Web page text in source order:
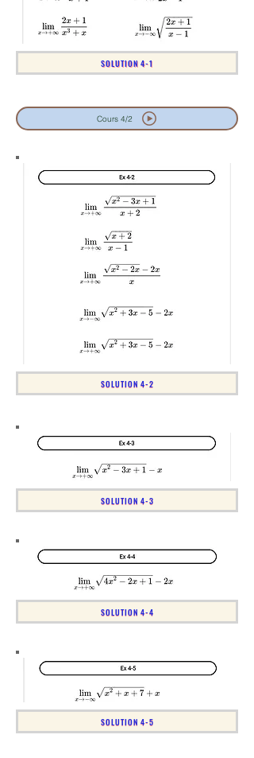
SOLUTION 4-1
Cours 4/2
SOLUTION 4-2
SOLUTION 4-3
SOLUTION 4-4
SOLUTION 4-5